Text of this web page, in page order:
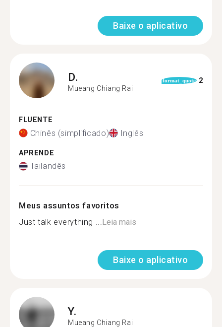
Baixe o aplicativo
D.
Mueang Chiang Rai
format_quote 2
FLUENTE
Chinês (simplificado) Inglês
APRENDE
Tailandês
Meus assuntos favoritos
Just talk everything ...Leia mais
Baixe o aplicativo
Y.
Mueang Chiang Rai